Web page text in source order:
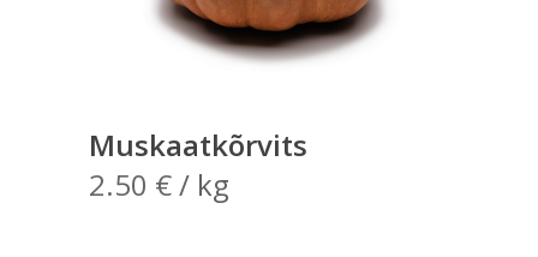
Muskaatkõrvits
2.50 €/ kg